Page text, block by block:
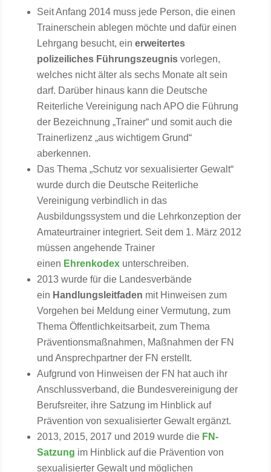
Seit Anfang 2014 muss jede Person, die einen
Trainerschein ablegen möchte und dafür einen
Lehrgang besucht, ein erweitertes
polizeiliches Führungszeugnisvorlegen,
welches nicht älter als sechs Monate alt sein
darf. Darüber hinaus kann die Deutsche
Reiterliche Vereinigung nach APO die Führung
der Bezeichnung „Trainer“ und somit auch die
Trainerlizenz „aus wichtigem Grund“
aberkennen.
Das Thema „Schutz vor sexualisierter Gewalt“
wurde durch die Deutsche Reiterliche
Vereinigung verbindlich in das
Ausbildungssystem und die Lehrkonzeption der
Amateurtrainer integriert. Seit dem 1. März 2012
müssen angehende Trainer
einen Ehrenkodexunterschreiben.
2013 wurde für die Landesverbände
ein Handlungsleitfaden mit Hinweisen zum
Vorgehen bei Meldung einer Vermutung, zum
Thema Öffentlichkeitsarbeit, zum Thema
Präventionsmaßnahmen, Maßnahmen der FN
und Ansprechpartner der FN erstellt.
Aufgrund von Hinweisen der FN hat auch ihr
Anschlussverband, die Bundesvereinigung der
Berufsreiter, ihre Satzung im Hinblick auf
Prävention von sexualisierter Gewalt ergänzt.
2013, 2015, 2017 und 2019 wurde die FN-
Satzung im Hinblick auf die Prävention von
sexualisierter Gewalt und möglichen